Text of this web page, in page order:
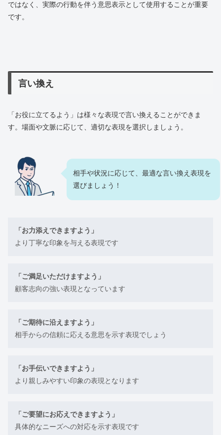
ではなく、実際の行動を伴う意思表示として使用することが重要
です。
言い換え
「お役に立てるよう」は様々な表現で言い換えることができま
す。場面や文脈に応じて、適切な表現を選択しましょう。
相手や状況に応じて、最適な言い換え表現を
選びましょう！
「お力添えできますよう」
より丁寧な印象を与える表現です
「ご満足いただけますよう」
顧客志向の強い表現となっています
「ご期待に沿えますよう」
相手からの信頼に応える意思を示す表現でしょう
「お手伝いできますよう」
より親しみやすい印象の表現となります
「ご要望にお応えできますよう」
具体的なニーズへの対応を示す表現です